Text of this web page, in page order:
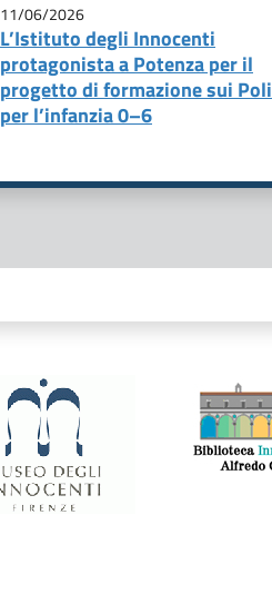
11/06/2026
L’Istituto degli Innocenti
protagonista a Potenza per il
progetto di formazione sui Poli
per l’infanzia 0–6